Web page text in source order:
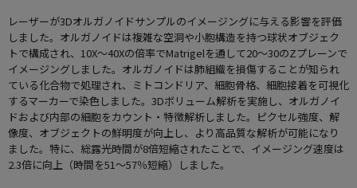
レーザーが3Dオルガノイドサンプルのイメージングに与える影響を評価
しました。オルガノイドは複雑な空洞や小胞構造を持つ球状オブジェク
トで構成され、10X～40Xの倍率でMatrigelを通して20～30のZプレーンで
イメージングしました。オルガノイドは肺組織を損傷することが知られ
ている化合物で処理され、ミトコンドリア、細胞骨格、細胞接着を可視化
するマーカーで染色しました。3Dボリューム解析を実施し、オルガノイ
ドおよび内部の細胞をカウント・特徴解析しました。ピクセル強度、解
像度、オブジェクトの鮮明度が向上し、より高品質な解析が可能になり
ました。特に、総露光時間が8倍短縮されたことで、イメージング速度は
2.3倍に向上（時間を51～57％短縮）しました。